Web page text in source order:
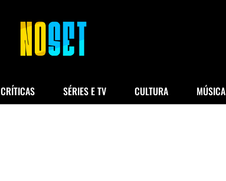
CRÍTICAS SÉRIES E TV CULTURA MÚSICA